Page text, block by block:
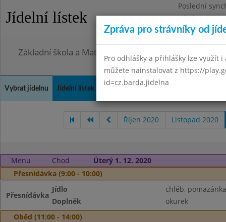
Jídelní lístek
Poslední
Pátek
Omezení
Základní škola a Mateřská škola Město Libavá,
Vybrat jídelnu Jídelní lístek Kontakty a informace
Říjen 2020 Listopad 2020
Menu Chod
Úterý 1. 12. 2020
Přesnídávka (9:00 - 10:00)
Přesnídávka
Jídlo
chléb,
Doplněk
okurek
Oběd (11:00 - 14:00)
Zpráva pro strávníky od
Pro odhlášky a přihlášky lze využít
můžete nainstalovat z https://
id=cz.barda.jidelna